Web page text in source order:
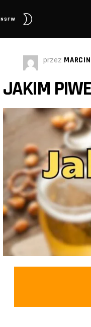
NSFW
przez MARCIN
JAKIM